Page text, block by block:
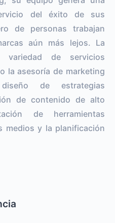
del éxito de sus
de personas trabajan
aún más lejos. La
variedad de servicios
la asesoría de marketing
de estrategias
de contenido de alto
de herramientas
medios y la planificación